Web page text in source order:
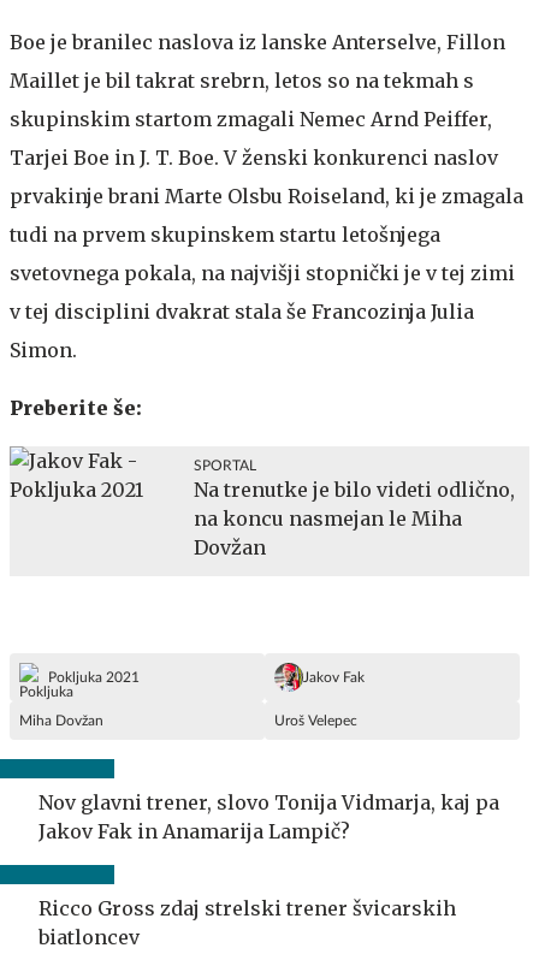
Boe je branilec naslova iz lanske Anterselve, Fillon
Maillet je bil takrat srebrn, letos so na tekmah s
skupinskim startom zmagali Nemec Arnd Peiffer,
Tarjei Boe in J. T. Boe. V ženski konkurenci naslov
prvakinje brani Marte Olsbu Roiseland, ki je zmagala
tudi na prvem skupinskem startu letošnjega
svetovnega pokala, na najvišji stopnički je v tej zimi
v tej disciplini dvakrat stala še Francozinja Julia
Simon.
Preberite še:
SPORTAL
Na trenutke je bilo videti odlično,
na koncu nasmejan le Miha
Dovžan
Pokljuka 2021 Jakov Fak
Miha Dovžan Uroš Velepec
Nov glavni trener, slovo Tonija Vidmarja, kaj pa
Jakov Fak in Anamarija Lampič?
Ricco Gross zdaj strelski trener švicarskih
biatloncev